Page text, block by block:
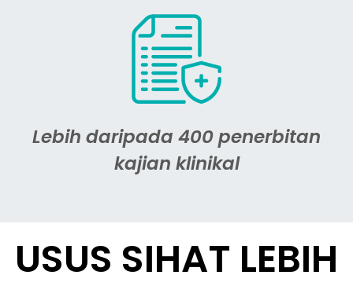
Lebih daripada 400 penerbitan
kajian klinikal
USUS SIHAT LEBIH